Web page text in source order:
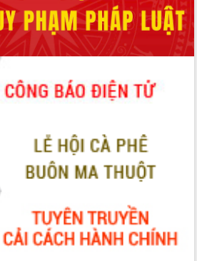
xúc
thích
đột
trong
số
hạ
Kỷ